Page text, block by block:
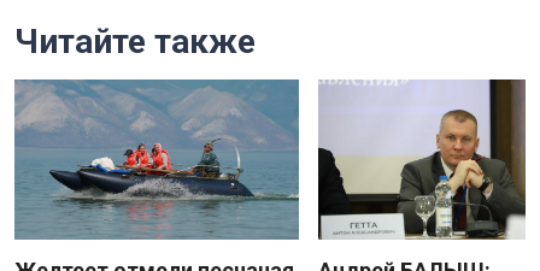
Читайте также